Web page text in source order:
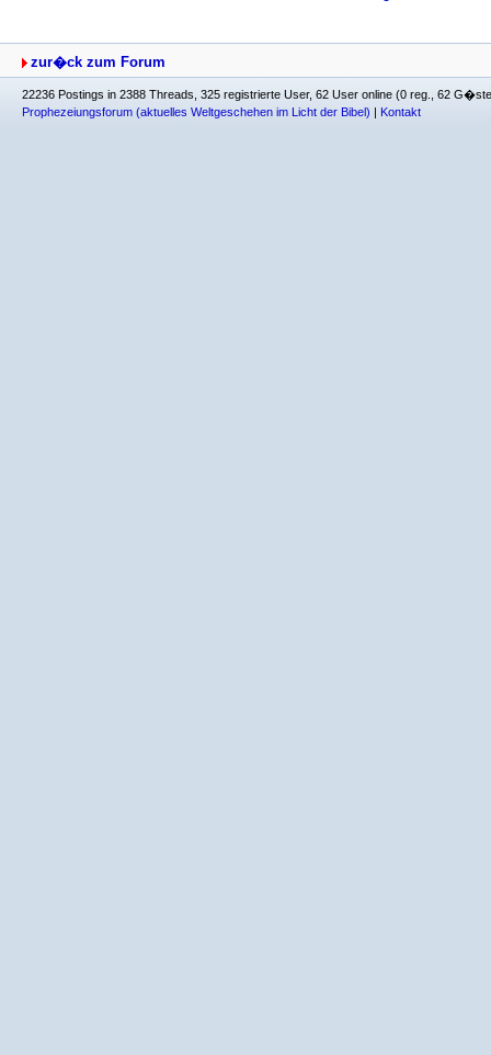
zur�ck zum Forum
22236 Postings in 2388 Threads, 325 registrierte User, 62 User online (0 reg., 62
Prophezeiungsforum (aktuelles Weltgeschehen im Licht der Bibel) | Kontakt